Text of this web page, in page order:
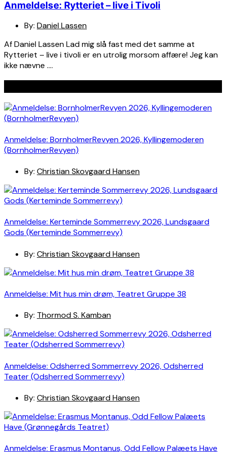
Anmeldelse: Rytteriet – live i Tivoli
By: Daniel Lassen
Af Daniel Lassen Lad mig slå fast med det samme at
Rytteriet – live i tivoli er en utrolig morsom affære! Jeg kan
ikke nævne ….
Anmeldelse: BornholmerRevyen 2026, Kyllingemoderen
(BornholmerRevyen)
By: Christian Skovgaard Hansen
Anmeldelse: Kerteminde Sommerrevy 2026, Lundsgaard
Gods (Kerteminde Sommerrevy)
By: Christian Skovgaard Hansen
Anmeldelse: Mit hus min drøm, Teatret Gruppe 38
By: Thormod S. Kamban
Anmeldelse: Odsherred Sommerrevy 2026, Odsherred
Teater (Odsherred Sommerrevy)
By: Christian Skovgaard Hansen
Anmeldelse: Erasmus Montanus, Odd Fellow Palæets Have